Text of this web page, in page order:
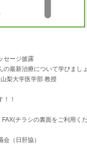
セージ披露
最新治療について学びましょ
学医学部 教授
！
チラシの裏面をご利用く
（日肝協）